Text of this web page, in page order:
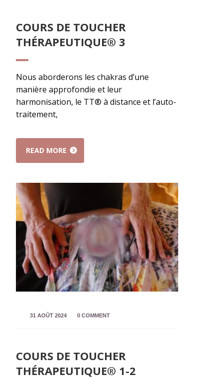
COURS DE TOUCHER
THÉRAPEUTIQUE® 3
Nous aborderons les chakras d’une
manière approfondie et leur
harmonisation, le TT® à distance et l’auto-
traitement,
READ MORE
31 AOÛT 2024 0 COMMENT
COURS DE TOUCHER
THÉRAPEUTIQUE® 1-2